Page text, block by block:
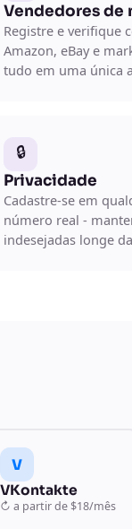
Vendedores de
Registre e verifique
Amazon, eBay e
tudo em uma única
🔒
Privacidade
Cadastre-se em
número real -
indesejadas longe
V
VKontakte
↻ a partir de $18/mês